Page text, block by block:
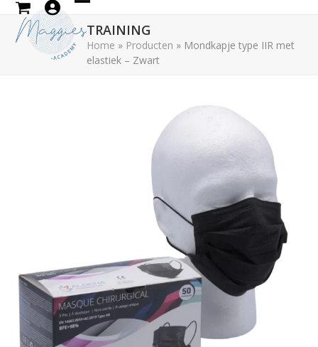
Skip
content
mobile
menu
mobile
menu
TRAINING
Home » Producten » Mondkapje type IIR met
elastiek – Zwart